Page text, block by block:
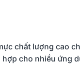
chất lượng cao
cho nhiều ứng